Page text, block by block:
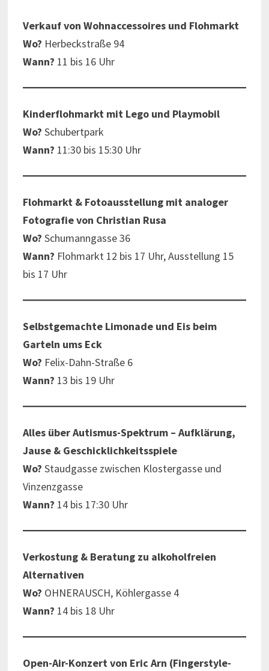
Verkauf von Wohnaccessoires und Flohmarkt
Wo? Herbeckstraße 94
Wann? 11 bis 16 Uhr
Kinderflohmarkt mit Lego und Playmobil
Wo? Schubertpark
Wann? 11:30 bis 15:30 Uhr
Flohmarkt & Fotoausstellung mit analoger
Fotografie von Christian Rusa
Wo? Schumanngasse 36
Wann? Flohmarkt 12 bis 17 Uhr, Ausstellung 15
bis 17 Uhr
Selbstgemachte Limonade und Eis beim
Garteln ums Eck
Wo? Felix-Dahn-Straße 6
Wann? 13 bis 19 Uhr
Alles über Autismus-Spektrum – Aufklärung,
Jause & Geschicklichkeitsspiele
Wo? Staudgasse zwischen Klostergasse und
Vinzenzgasse
Wann? 14 bis 17:30 Uhr
Verkostung & Beratung zu alkoholfreien
Alternativen
Wo? OHNERAUSCH, Köhlergasse 4
Wann? 14 bis 18 Uhr
Open-Air-Konzert von Eric Arn (Fingerstyle-